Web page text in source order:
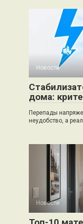
Новости
дома:
Перепады
неудобство, а
Новости